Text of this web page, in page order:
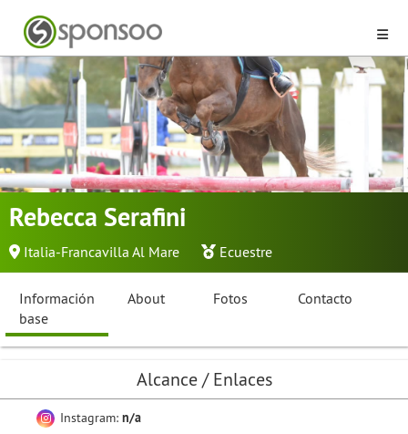
Rebecca Serafini
Italia-Francavilla Al Mare Ecuestre
Información
base
About Fotos Contacto
Alcance / Enlaces
Instagram: n/a